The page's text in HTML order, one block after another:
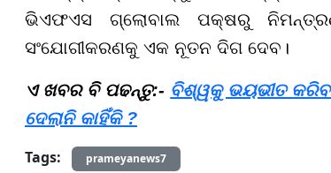
ଭିଏଫଏସ ଗ୍ଲୋବାଲ ପକ୍ଷରୁ
ସଂଯୋଗୀକରଣକୁ ଏକ ନୂତନ ଦିଗ ଦେବ।
ଏ ଖବର ବି ପଢନ୍ତୁ:- ବିଶ୍ୱକୁ ଭୟଭୀତ
ଦେଲାନି କାହିଁକି ?
Tags:
prameyanews7